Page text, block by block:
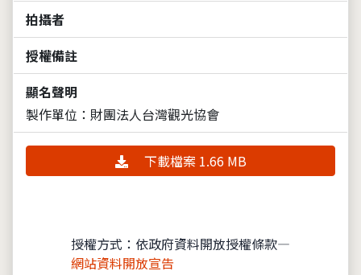
拍攝者
授權備註
顯名聲明
製作單位：財團法人台灣觀光協會
下載檔案 1.66 MB
授權方式：依政府資料開放授權條款—
網站資料開放宣告